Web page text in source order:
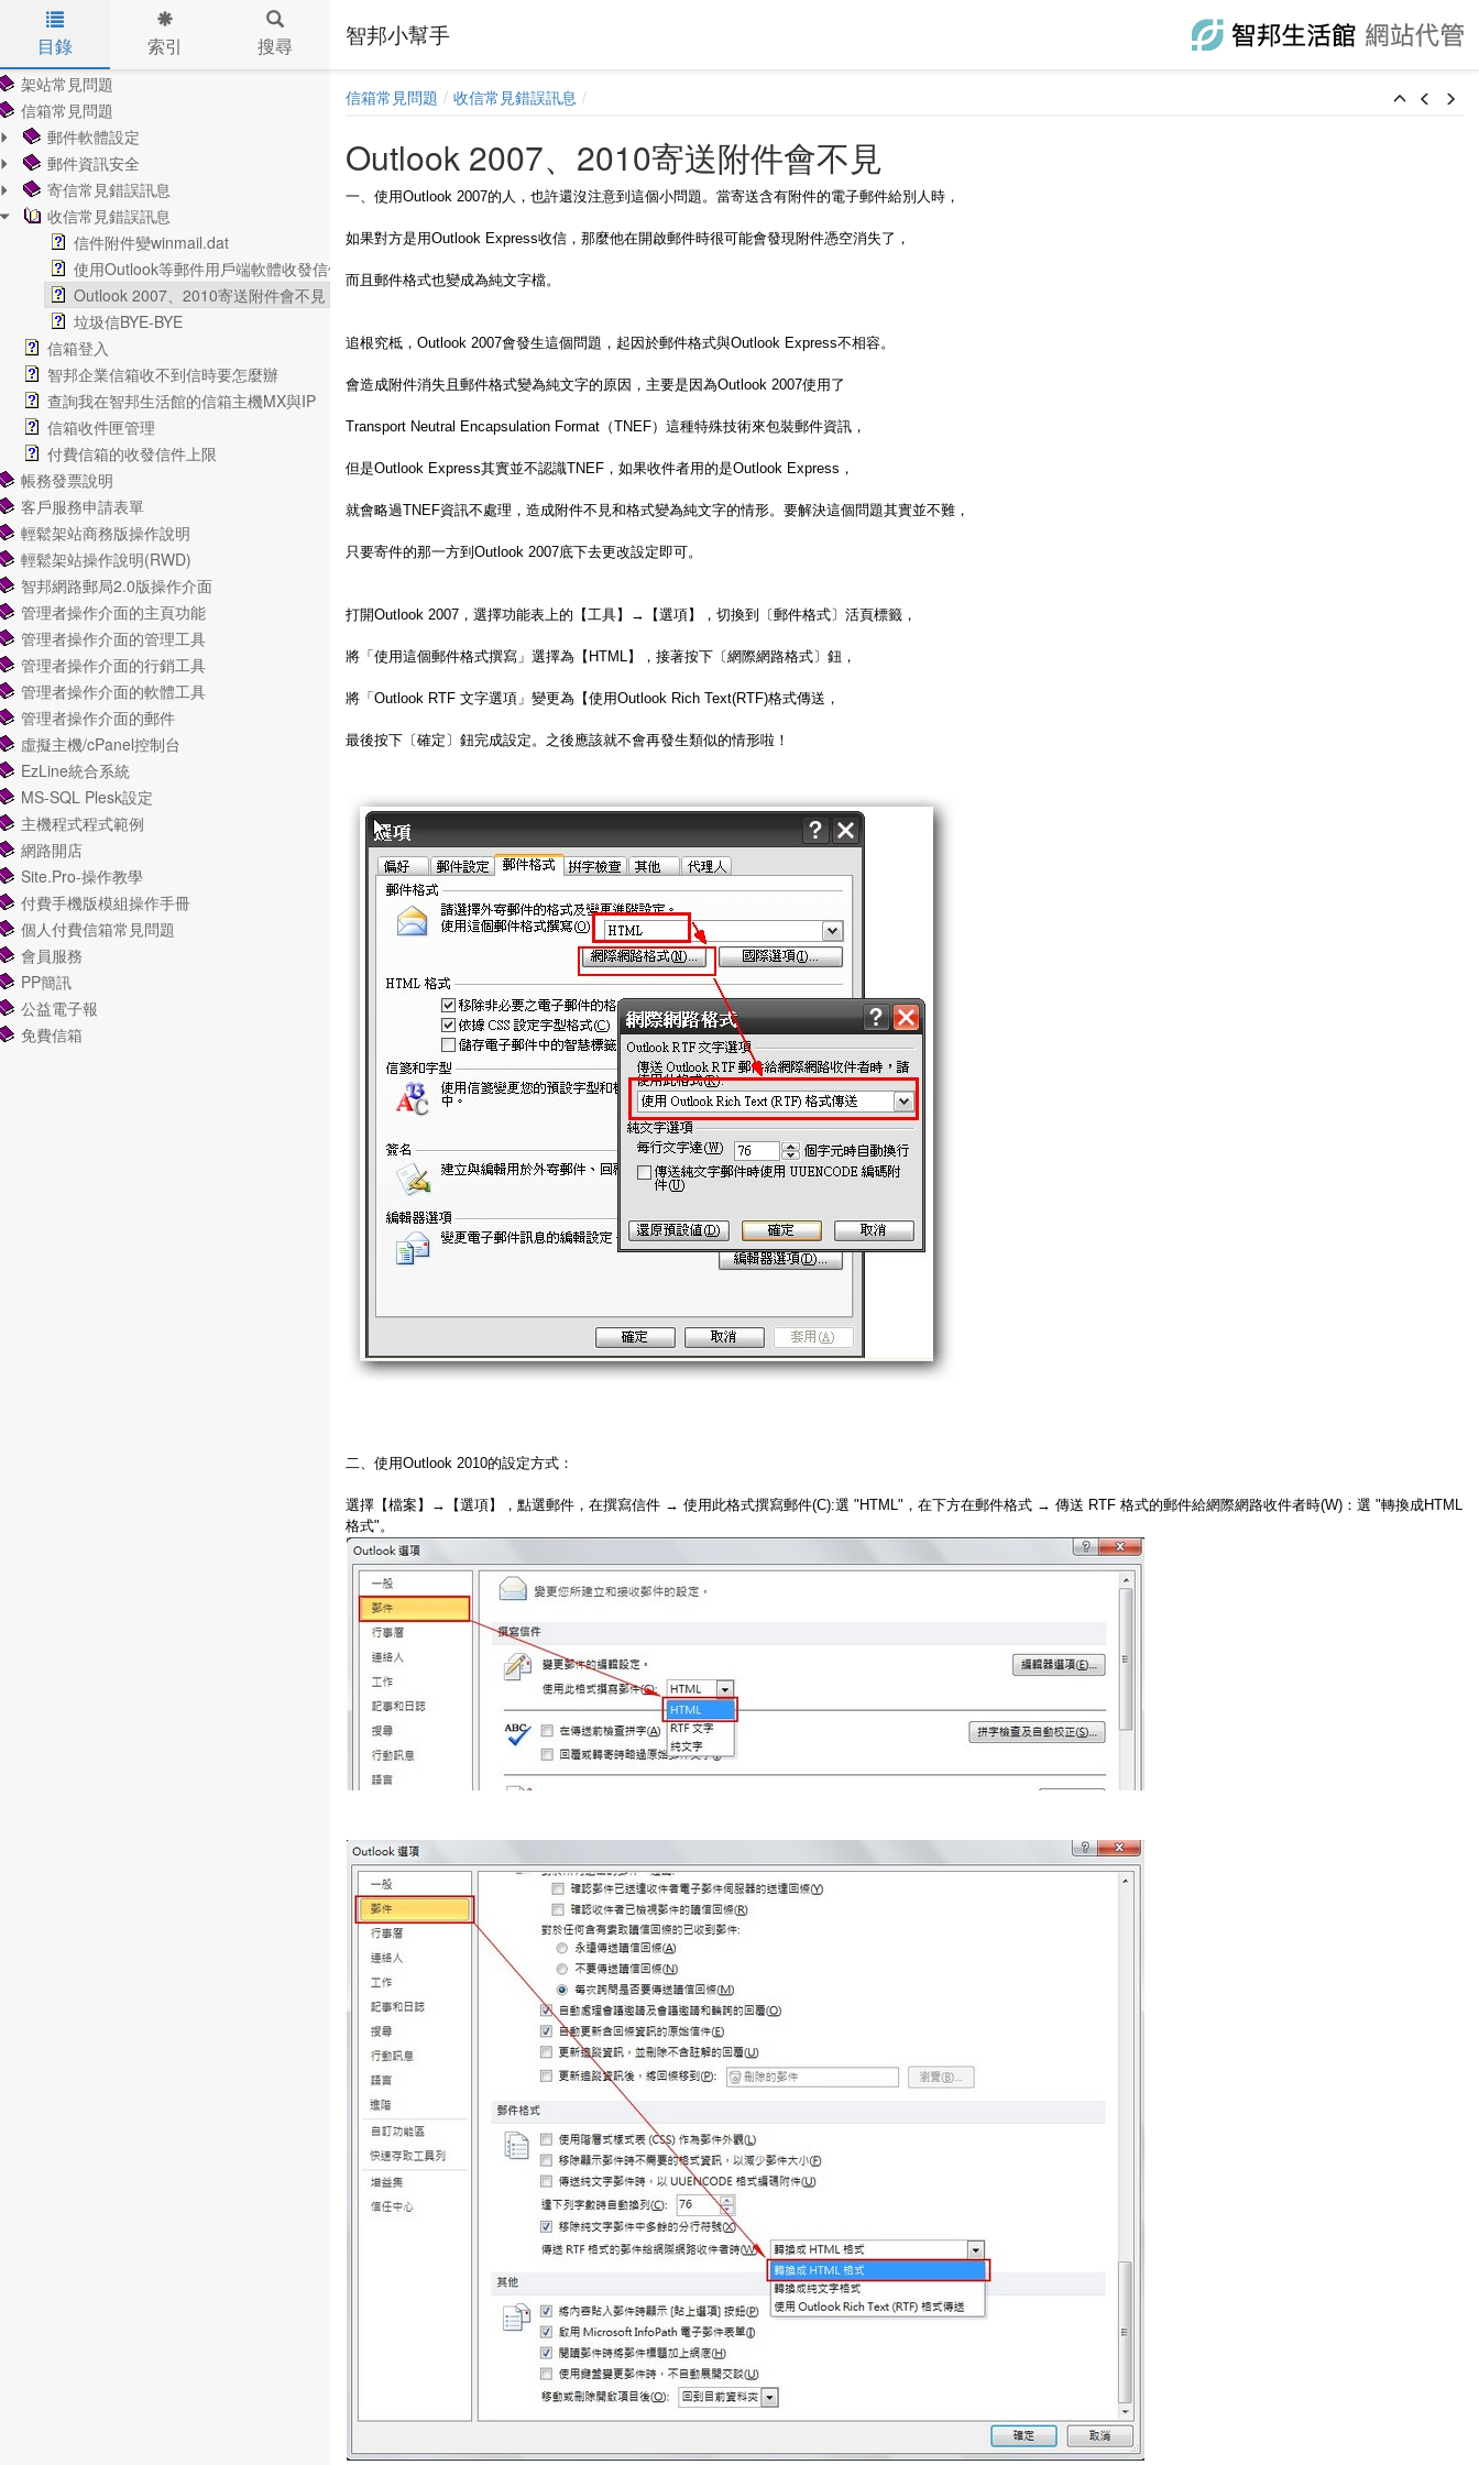
Skip to main content
智邦小幫手
目錄 索引 搜尋
架站常見問題
信箱常見問題
郵件軟體設定
郵件資訊安全
寄信常見錯誤訊息
收信常見錯誤訊息
信件附件變winmail.dat
使用Outlook等郵件用戶端軟體收發信件
Outlook 2007、2010寄送附件會不見
垃圾信BYE-BYE
信箱登入
智邦企業信箱收不到信時要怎麼辦
查詢我在智邦生活館的信箱主機MX與IP
信箱收件匣管理
付費信箱的收發信件上限
帳務發票說明
客戶服務申請表單
輕鬆架站商務版操作說明
輕鬆架站操作說明(RWD)
智邦網路郵局2.0版操作介面
管理者操作介面的主頁功能
管理者操作介面的管理工具
管理者操作介面的行銷工具
管理者操作介面的軟體工具
管理者操作介面的郵件
虛擬主機/cPanel控制台
EzLine統合系統
MS-SQL Plesk設定
主機程式程式範例
網路開店
Site.Pro-操作教學
付費手機版模組操作手冊
個人付費信箱常見問題
會員服務
PP簡訊
公益電子報
免費信箱
信箱常見問題 收信常見錯誤訊息
Outlook 2007、2010寄送附件會不見
一、使用Outlook 2007的人，也許還沒注意到這個小問題。當寄送含有附件的電子郵件給別人時，
如果對方是用Outlook Express收信，那麼他在開啟郵件時很可能會發現附件憑空消失了，
而且郵件格式也變成為純文字檔。
追根究柢，Outlook 2007會發生這個問題，起因於郵件格式與Outlook Express不相容。
會造成附件消失且郵件格式變為純文字的原因，主要是因為Outlook 2007使用了
Transport Neutral Encapsulation Format（TNEF）這種特殊技術來包裝郵件資訊，
但是Outlook Express其實並不認識TNEF，如果收件者用的是Outlook Express，
就會略過TNEF資訊不處理，造成附件不見和格式變為純文字的情形。要解決這個問題其實並不難，
只要寄件的那一方到Outlook 2007底下去更改設定即可。
打開Outlook 2007，選擇功能表上的【工具】→【選項】，切換到〔郵件格式〕活頁標籤，
將「使用這個郵件格式撰寫」選擇為【HTML】，接著按下〔網際網路格式〕鈕，
將「Outlook RTF 文字選項」變更為【使用Outlook Rich Text(RTF)格式傳送，
最後按下〔確定〕鈕完成設定。之後應該就不會再發生類似的情形啦！
二、使用Outlook 2010的設定方式：
選擇【檔案】→【選項】，點選郵件，在撰寫信件 → 使用此格式撰寫郵件(C):選 "HTML"，在下方在郵件格式 → 傳送 RTF 格式的郵件給網際網路收件者時(W)：選 "轉換成HTML
格式"。